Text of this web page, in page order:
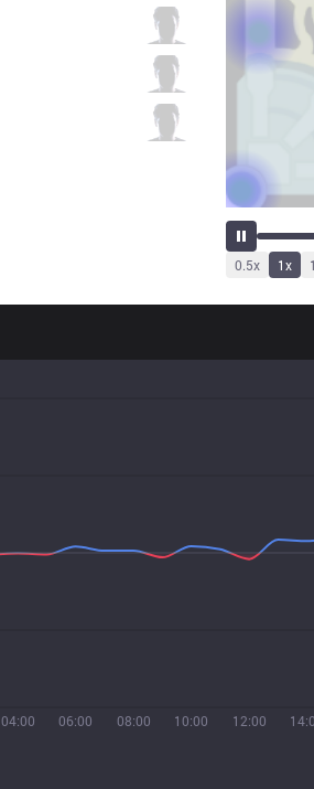
0.5x 1x
04:00 06:00 08:00 10:00 12:00